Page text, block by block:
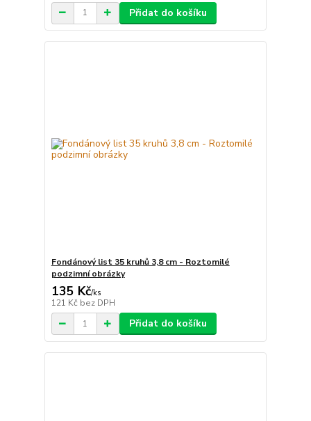
Přidat do košíku
Fondánový list 35 kruhů 3,8 cm - Roztomilé
podzimní obrázky
135 Kč/ks
121 Kč bez DPH
Přidat do košíku